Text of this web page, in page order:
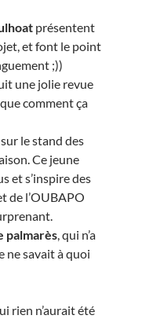
présentent
et font le point
;))
une jolie revue
comment ça
le stand des
Ce jeune
et s’inspire des
de l’OUBAPO
palmarès, qui n’a
ne savait à quoi
rien n’aurait été